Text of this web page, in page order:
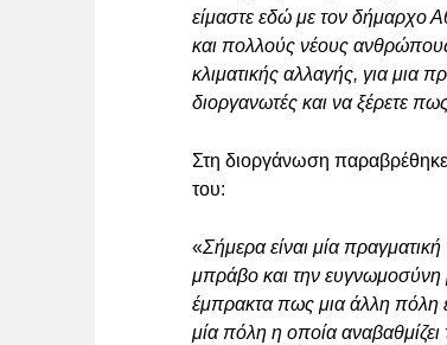
είμαστε εδώ με τον δήμαρχο
και πολλούς νέους
κλιματικής αλλαγής, για
διοργανωτές και να ξέρετε
Στη διοργάνωση
του:
«Σήμερα είναι μία
μπράβο και την ευγνωμοσύνη
έμπρακτα πως μια άλλη πόλη
μία πόλη η οποία αναβαθμίζει